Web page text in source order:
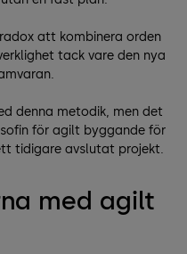
att kombinera orden
tack vare den nya
denna metodik, men det
för agilt byggande för
tidigare avslutat projekt.
med agilt